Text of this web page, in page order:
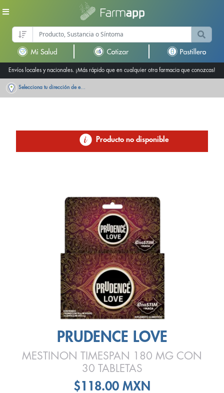
Envíos locales y nacionales. ¡Más rápido que en cualquier otra farmacia que conozcas!
Selecciona tu dirección de entrega
Producto no disponible
PRUDENCE LOVE
MESTINON TIMESPAN 180 MG CON
30 TABLETAS
$118.00 MXN